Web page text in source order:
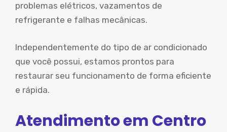
problemas elétricos, vazamentos de
refrigerante e falhas mecânicas.
Independentemente do tipo de ar condicionado
que você possui, estamos prontos para
restaurar seu funcionamento de forma eficiente
e rápida.
Atendimento em Centro